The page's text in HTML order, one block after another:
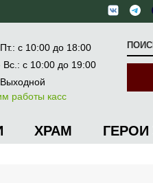
с 10:00 до 18:00
Вс.: с 10:00 до 19:00
работы касс
ХРАМ ГЕРОИ